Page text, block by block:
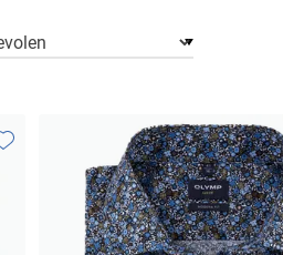
Toevoegen aan favorieten